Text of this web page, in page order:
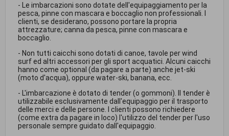
- Le imbarcazioni sono dotate dell'equipaggiamento per la
pesca, pinne con mascara e boccaglio non professionali. I
clienti, se desiderano, possono portare la propria
attrezzature; canna da pesca, pinne con mascara e
boccaglio.
- Non tutti caicchi sono dotati di canoe, tavole per wind
surf ed altri accessori per gli sport acquatici. Alcuni caicchi
hanno come optional (da pagare a parte) anche jet-ski
(moto d'acqua), oppure water-ski, banana, ecc.
- L'imbarcazione è dotato di tender (o gommoni). Il tender è
utilizzabile esclusivamente dall'equipaggio per il trasporto
delle merci e delle persone. I clienti possono richiedere
(come extra da pagare in loco) l'utilizzo del tender per l'uso
personale sempre guidato dall'equipaggio.